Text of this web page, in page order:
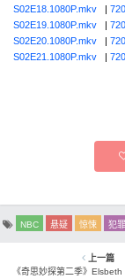
S02E18.1080P.mkv |
S02E19.1080P.mkv |
S02E20.1080P.mkv |
S02E21.1080P.mkv |
NBC 悬疑 惊悚 犯罪
上一篇
《奇思妙探第二季》